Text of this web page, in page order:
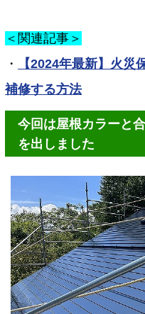
＜関連記事＞
・
【2024年最新】火災
補修する方法
今回は屋根カラーと
を出しました